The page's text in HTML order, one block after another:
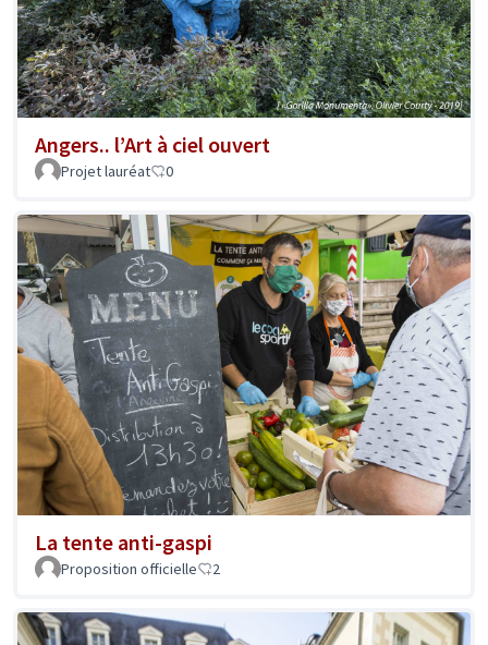
Angers.. l’Art à ciel ouvert
Projet lauréat 0
La tente anti-gaspi
Proposition officielle 2